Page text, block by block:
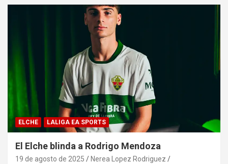
ELCHE LALIGA EA SPORTS
El Elche blinda a Rodrigo Mendoza
19 de agosto de 2025
Nerea Lopez Rodriguez